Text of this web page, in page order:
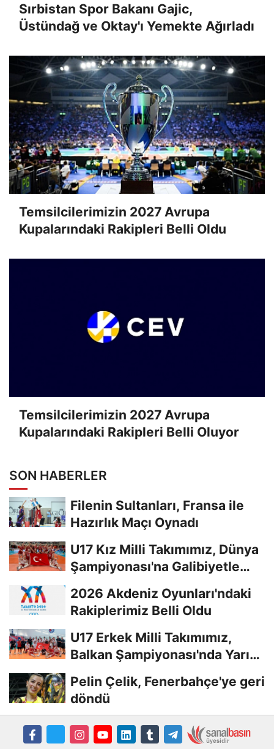
Sırbistan Spor Bakanı Gajic,
Üstündağ ve Oktay'ı Yemekte Ağırladı
Temsilcilerimizin 2027 Avrupa
Kupalarındaki Rakipleri Belli Oldu
Temsilcilerimizin 2027 Avrupa
Kupalarındaki Rakipleri Belli Oluyor
SON HABERLER
Filenin Sultanları, Fransa ile
Hazırlık Maçı Oynadı
U17 Kız Milli Takımımız, Dünya
Şampiyonası'na Galibiyetle
2026 Akdeniz Oyunları'ndaki
Rakiplerimiz Belli Oldu
U17 Erkek Milli Takımımız,
Balkan Şampiyonası'nda Yarı
Pelin Çelik, Fenerbahçe'ye geri
döndü